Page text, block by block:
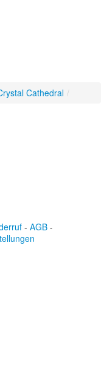
Cathedral
- AGB -